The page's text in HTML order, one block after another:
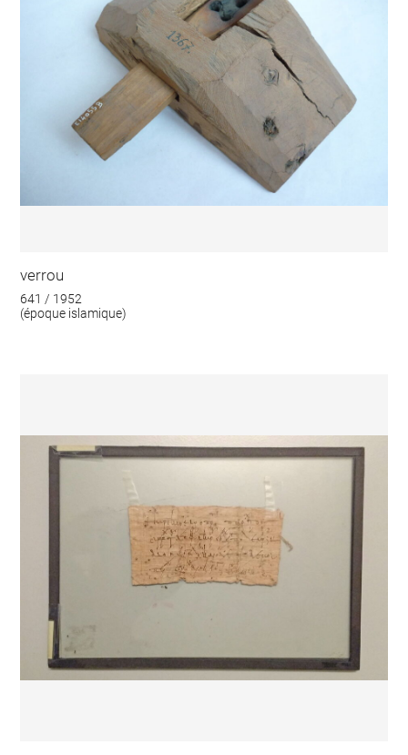
verrou
641 / 1952
(époque islamique)